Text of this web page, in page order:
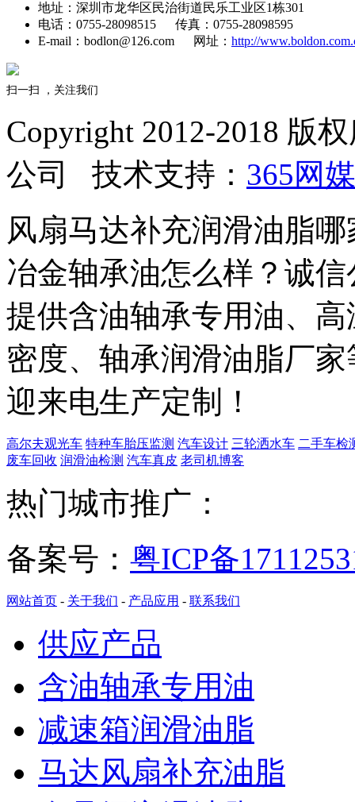
地址：深圳市龙华区民治街道民乐工业区1栋301
电话：0755-28098515 传真：0755-28098595
E-mail：bodlon@126.com 网址： http://
扫一扫 ，关注我们
Copyright 2012-2018 版
公司 技术支持： 365网媒
风扇马达补充润滑油脂
冶金轴承油怎么样？诚
提供含油轴承专用油、
密度、轴承润滑油脂厂
迎来电生产定制！
高尔夫观光车 特种车胎压监测 汽车设计 三轮洒水车 二手车检
废车回收 润滑油检测 汽车真皮 老司机博客
热门城市推广：
备案号： 粤ICP备
网站首页 - 关于我们 - 产品应用 - 联系我们
供应产品
含油轴承专用油
减速箱润滑油脂
马达风扇补充油脂